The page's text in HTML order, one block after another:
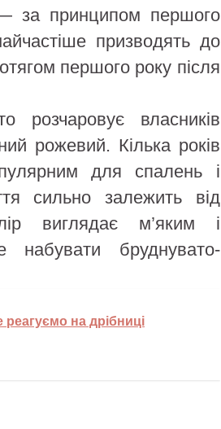
за принципом першого
призводять до
першого року після
розчаровує власників
рожевий. Кілька років
для спалень і
сильно залежить від
виглядає м’яким і
набувати бруднувато-
на дрібниці